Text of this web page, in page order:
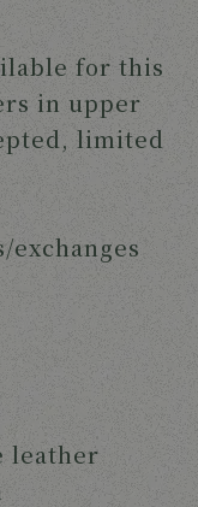
for this
in upper
limited
leather